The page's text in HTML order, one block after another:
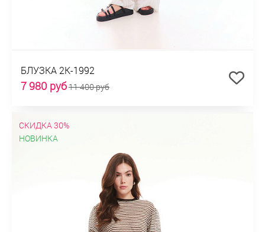
БЛУЗКА 2К-1992
7 980 руб11 400 руб
СКИДКА 30%
НОВИНКА